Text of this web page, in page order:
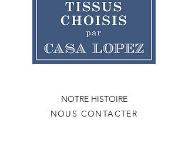
NOTRE HISTOIRE
NOUS CONTACTER